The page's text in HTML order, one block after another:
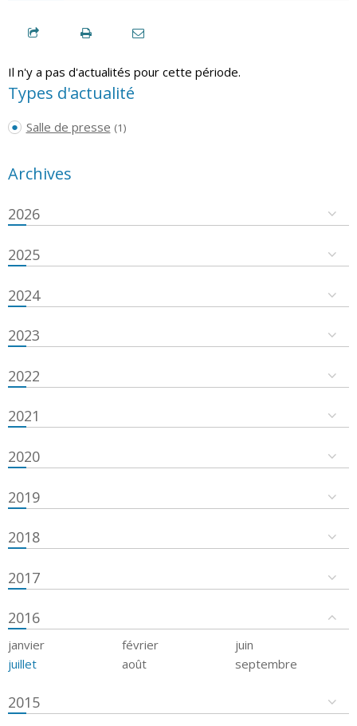
Il n'y a pas d'actualités pour cette période.
Types d'actualité
Salle de presse (1)
Archives
2026
2025
2024
2023
2022
2021
2020
2019
2018
2017
2016
janvier février
juin
juillet
août septembre
2015